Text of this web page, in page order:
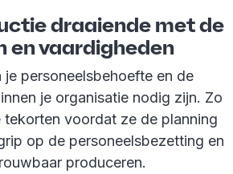
draaiende met de
en vaardigheden
personeelsbehoefte en de
je organisatie nodig zijn. Zo
tekorten voordat ze de planning
op de personeelsbezetting en
produceren.